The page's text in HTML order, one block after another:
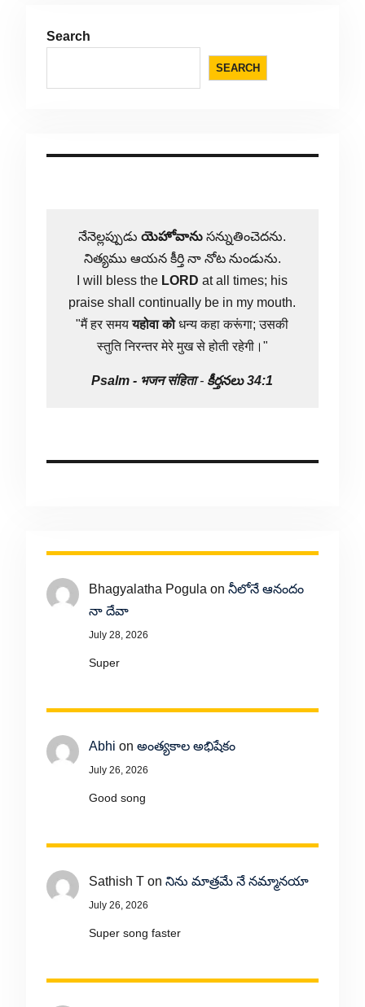
Search
SEARCH
నేనెల్లప్పుడుయెహోవాను సన్నుతించెదను.
నిత్యము ఆయన కీర్తి నా నోట నుండును.
I will bless the LORD at all times; his
praise shall continually be in my mouth.
"मैं हर समययहोवा कोधन्य कहा करूंगा; उसकी
स्तुति निरन्तर मेरे मुख से होती रहेगी।"
Psalm - भजन संहिता- కీర్తనలు 34:1
Bhagyalatha Pogula on నీలోనే ఆనందం
నా దేవా
July 28, 2026
Super
Abhi on అంత్యకాల అభిషేకం
July 26, 2026
Good song
Sathish Ton నిను మాత్రమే నే నమ్మానయా
July 26, 2026
Super song faster